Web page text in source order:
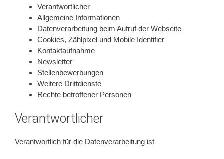
Verantwortlicher
Allgemeine Informationen
Datenverarbeitung beim Aufruf der Webseite
Cookies, Zählpixel und Mobile Identifier
Kontaktaufnahme
Newsletter
Stellenbewerbungen
Weitere Drittdienste
Rechte betroffener Personen
Verantwortlicher
Verantwortlich für die Datenverarbeitung ist